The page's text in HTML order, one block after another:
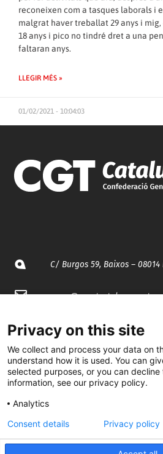
reconeixen com a tasques laborals i
malgrat haver treballat 29 anys i
18 anys i pico no tindré dret a una
faltaran anys.
LLEGIR MÉS »
01/02/2021 - 10:04:03
C/ Burgos 59, Baixos – 08014
spccc@spcgtcatalunya.cat
935 120 481
@CGTCatalunya
cgtcatalunya
CGTCatalunya
Privacy on this site
We collect and process your data on
understand how it is used. You can
selected purposes, or you can decline
information, see our privacy policy.
Analytics
Consent details Privacy policy